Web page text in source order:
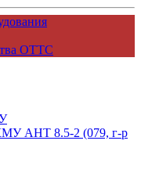
ОТТС
АНТ 8.5-2 (079, г-р